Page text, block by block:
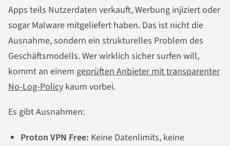
Apps teils Nutzerdaten verkauft, Werbung injiziert oder
sogar Malware mitgeliefert haben. Das ist nicht die
Ausnahme, sondern ein strukturelles Problem des
Geschäftsmodells. Wer wirklich sicher surfen will,
kommt an einem geprüften Anbieter mit transparenter
No-Log-Policy kaum vorbei.
Es gibt Ausnahmen:
Proton VPN Free: Keine Datenlimits, keine